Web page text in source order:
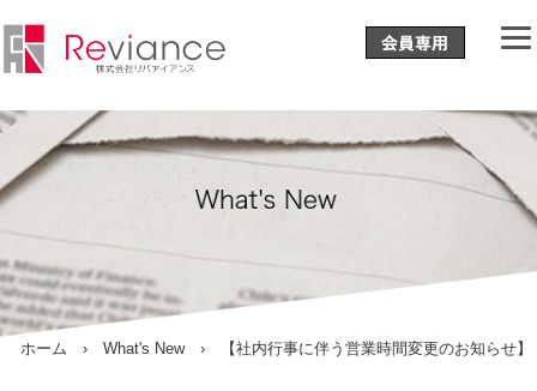
ホーム › What's New› 【社内行事に伴う営業時間変更のお知らせ】